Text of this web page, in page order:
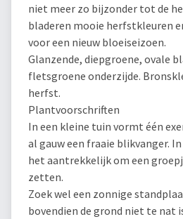
niet meer zo bijzonder tot de
bladeren mooie herfstkleuren
voor een nieuw bloeiseizoen.
Glanzende, diepgroene, ovale
fletsgroene onderzijde.
herfst.
Plantvoorschriften
In een kleine tuin vormt één
al gauw een fraaie blikvanger.
het aantrekkelijk om een
zetten.
Zoek wel een zonnige
bovendien de grond niet te nat